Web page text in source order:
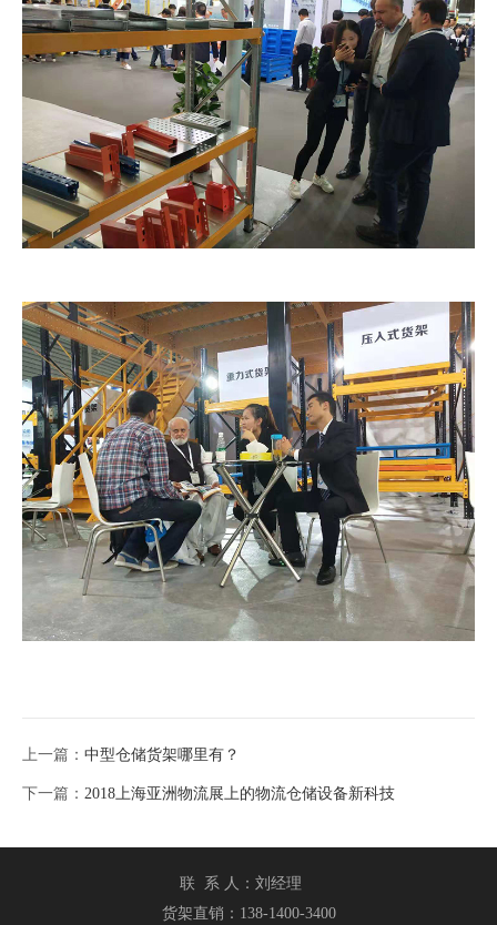
上一篇： 中型仓储货架哪里有？
下一篇： 2018上海亚洲物流展上的物流仓储设备新科技
联 系 人：刘经理
货架直销：138-1400-3400